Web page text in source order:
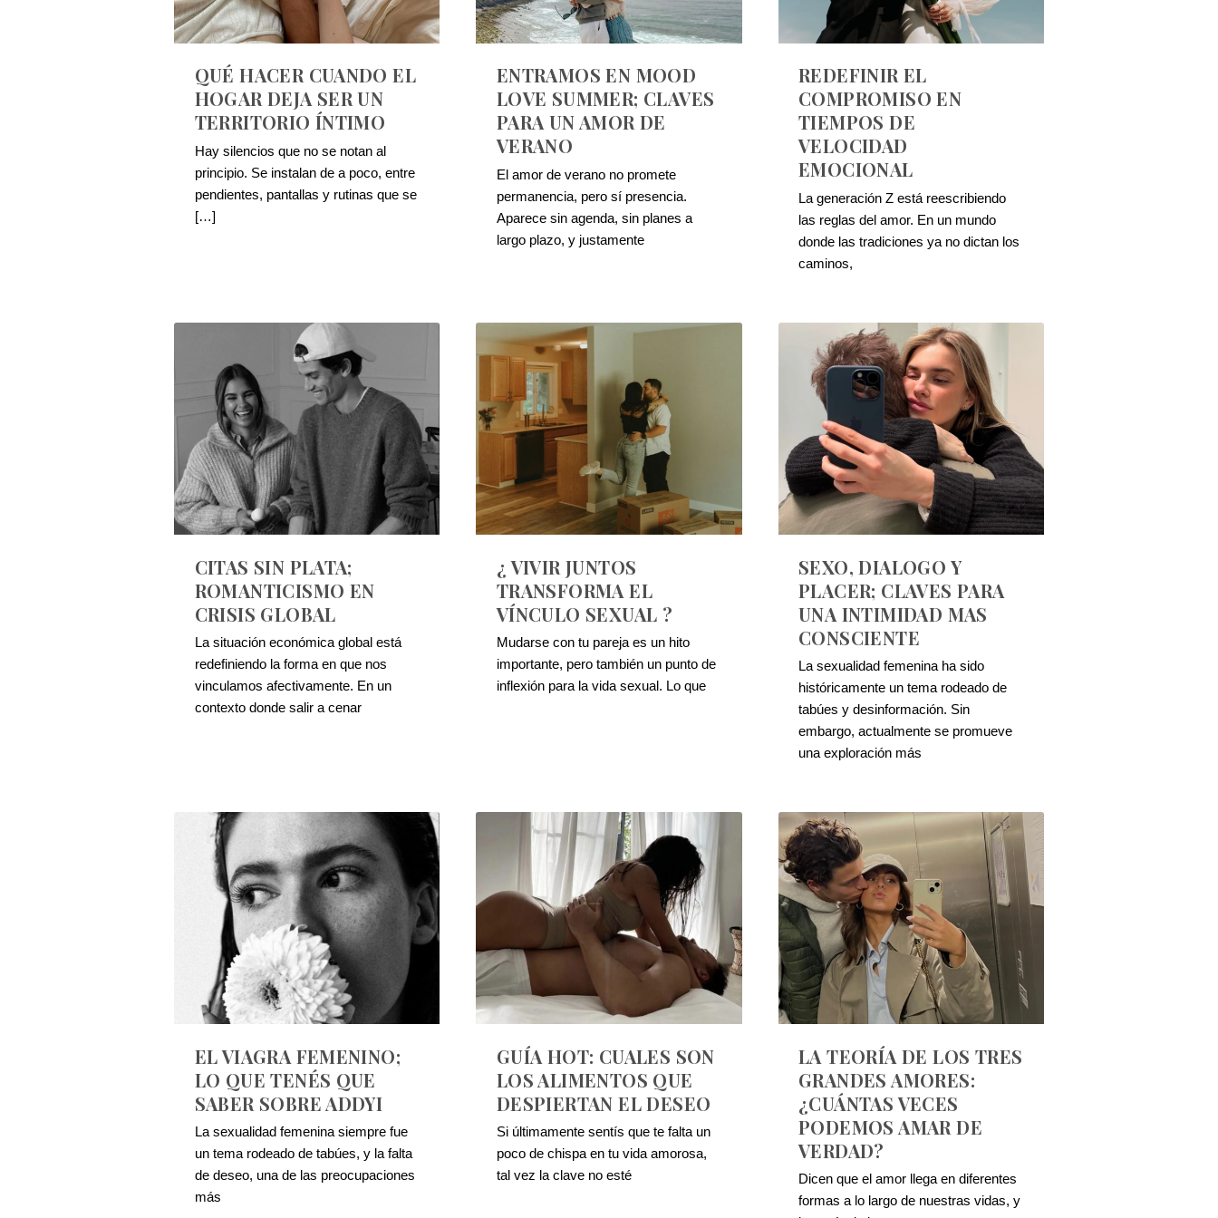
QUÉ HACER CUANDO EL
HOGAR DEJA SER UN
TERRITORIO ÍNTIMO
Hay silencios que no se notan al
principio. Se instalan de a poco, entre
pendientes, pantallas y rutinas que se
[…]
ENTRAMOS EN MOOD
LOVE SUMMER; CLAVES
PARA UN AMOR DE
VERANO
El amor de verano no promete
permanencia, pero sí presencia.
Aparece sin agenda, sin planes a
largo plazo, y justamente
REDEFINIR EL
COMPROMISO EN
TIEMPOS DE
VELOCIDAD
EMOCIONAL
La generación Z está reescribiendo
las reglas del amor. En un mundo
donde las tradiciones ya no dictan los
caminos,
CITAS SIN PLATA;
ROMANTICISMO EN
CRISIS GLOBAL
La situación económica global está
redefiniendo la forma en que nos
vinculamos afectivamente. En un
contexto donde salir a cenar
¿ VIVIR JUNTOS
TRANSFORMA EL
VÍNCULO SEXUAL ?
Mudarse con tu pareja es un hito
importante, pero también un punto de
inflexión para la vida sexual. Lo que
SEXO, DIALOGO Y
PLACER; CLAVES PARA
UNA INTIMIDAD MAS
CONSCIENTE
La sexualidad femenina ha sido
históricamente un tema rodeado de
tabúes y desinformación. Sin
embargo, actualmente se promueve
una exploración más
EL VIAGRA FEMENINO;
LO QUE TENÉS QUE
SABER SOBRE ADDYI
La sexualidad femenina siempre fue
un tema rodeado de tabúes, y la falta
de deseo, una de las preocupaciones
más
GUÍA HOT: CUALES SON
LOS ALIMENTOS QUE
DESPIERTAN EL DESEO
Si últimamente sentís que te falta un
poco de chispa en tu vida amorosa,
tal vez la clave no esté
LA TEORÍA DE LOS TRES
GRANDES AMORES:
¿CUÁNTAS VECES
PODEMOS AMAR DE
VERDAD?
Dicen que el amor llega en diferentes
formas a lo largo de nuestras vidas, y